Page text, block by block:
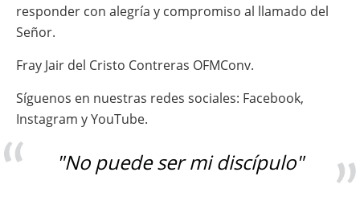
responder con alegría y compromiso al llamado del
Señor.
Fray Jair del Cristo Contreras OFMConv.
Síguenos en nuestras redes sociales: Facebook,
Instagram y YouTube.
"No puede ser mi discípulo"